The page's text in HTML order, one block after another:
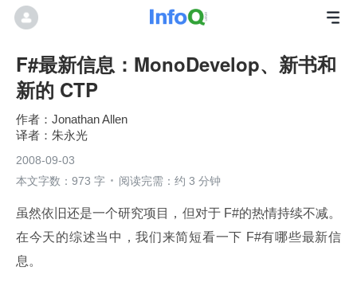
F#最新信息：MonoDevelop、新书和
新的 CTP
Jonathan Allen
朱永光
2008-09-03
本文字数：973 字
阅读完需：约 3 分钟
虽然依旧还是一个研究项目，但对于 F#的热情持续不减。
在今天的综述当中，我们来简短看一下 F#有哪些最新信
息。